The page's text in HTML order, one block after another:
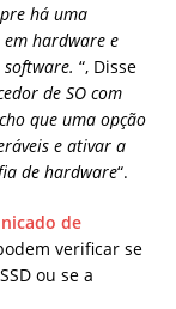
há uma
hardware e
“, Disse
de SO com
que uma opção
​​e ativar a
de hardware“.
de
verificar se
ou se a